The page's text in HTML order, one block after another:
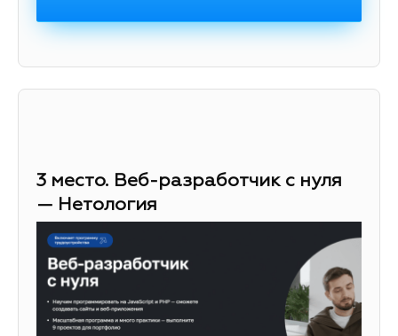
3 место. Веб-разработчик с нуля
— Нетология